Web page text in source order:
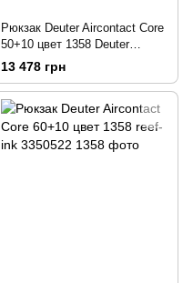
Рюкзак Deuter Aircontact Core
50+10 цвет 1358 Deuter
Aircontact Core 50+10
13 478 грн